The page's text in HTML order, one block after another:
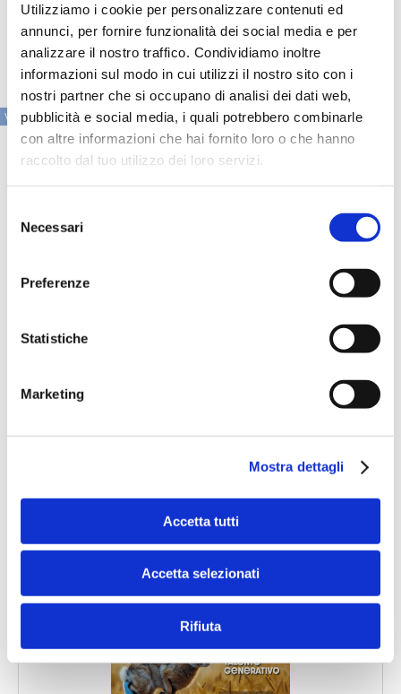
Utilizziamo i cookie per personalizzare contenuti ed
annunci, per fornire funzionalità dei social media e per
analizzare il nostro traffico. Condividiamo inoltre
informazioni sul modo in cui utilizzi il nostro sito con i
nostri partner che si occupano di analisi dei dati web,
pubblicità e social media, i quali potrebbero combinarle
con altre informazioni che hai fornito loro o che hanno
raccolto dal tuo utilizzo dei loro servizi.
delNecessari
Preferenze
Statistiche
Marketing
Mostra dettagli
Accetta tutti
Accetta selezionati
Rifiuta
scegliere tour, visite ai musei, attrazioni turistiche,
partecipazione a eventi o visite guidate nelle città e nei
dintorni delle zone scelte come meta del proprio viaggio.
VAI ALLA SEZIONE IN PRIMO PIANO
Speciali eventi
Banche per l'inclusione
Speciali eventi